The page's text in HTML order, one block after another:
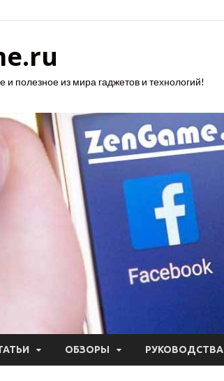
и полезное из мира гаджетов и технологий!
ОБЗОРЫ РУКОВОДСТВА